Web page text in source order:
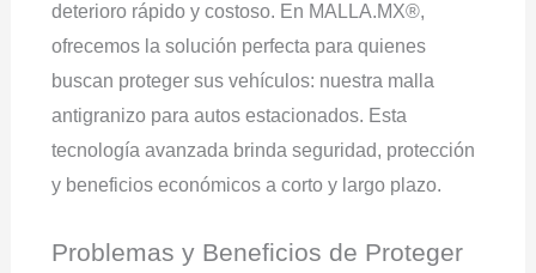
deterioro rápido y costoso. En MALLA.MX®,
ofrecemos la solución perfecta para quienes
buscan proteger sus vehículos: nuestra malla
antigranizo para autos estacionados. Esta
tecnología avanzada brinda seguridad, protección
y beneficios económicos a corto y largo plazo.
Problemas y Beneficios de Proteger